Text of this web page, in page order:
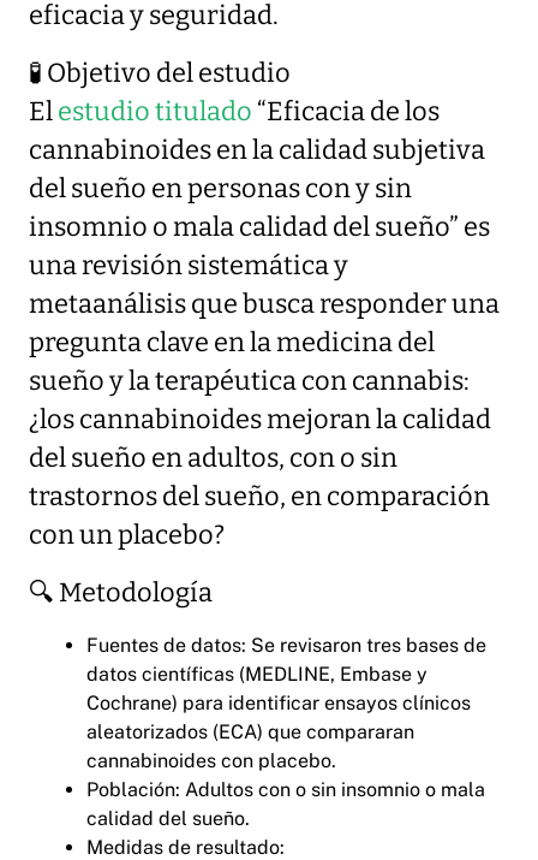
eficacia y seguridad.
🧪 Objetivo del estudio
Elestudio titulado “Eficacia de los
cannabinoides en la calidad subjetiva
del sueño en personas con y sin
insomnio o mala calidad del sueño” es
una revisión sistemática y
metaanálisis que busca responder una
pregunta clave en la medicina del
sueño y la terapéutica con cannabis:
¿los cannabinoides mejoran la calidad
del sueño en adultos, con o sin
trastornos del sueño, en comparación
con un placebo?
🔍 Metodología
Fuentes de datos: Se revisaron tres bases de
datos científicas (MEDLINE, Embase y
Cochrane) para identificar ensayos clínicos
aleatorizados (ECA) que compararan
cannabinoides con placebo.
Población: Adultos con o sin insomnio o mala
calidad del sueño.
Medidas de resultado: